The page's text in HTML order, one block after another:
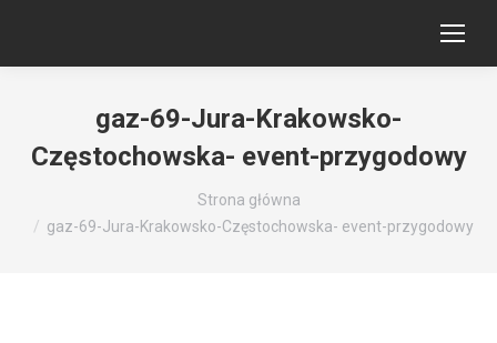
gaz-69-Jura-Krakowsko-
Częstochowska- event-przygodowy
Strona główna
gaz-69-Jura-Krakowsko-Częstochowska- event-przygodowy